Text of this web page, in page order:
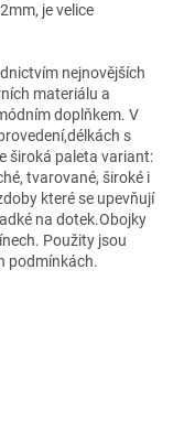
je velice
nejnovějších
materiálu a
doplňkem. V
s
široká paleta variant:
tvarované, široké i
které se upevňují
na dotek.Obojky
Použity jsou
podmínkách.